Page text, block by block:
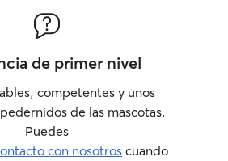
de primer nivel
competentes y unos
de las mascotas.
Puedes
con nosotros cuando